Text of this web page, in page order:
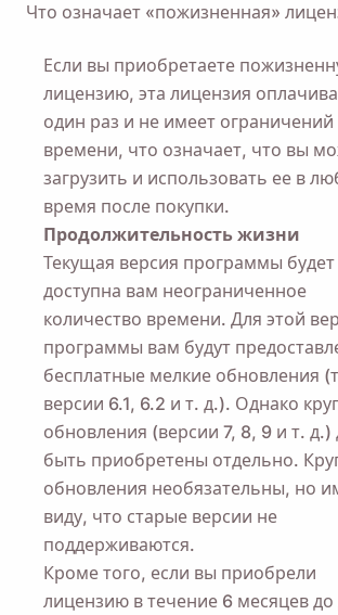
Что означает «пожизненная»
Если вы приобретаете
лицензию, эта лицензия
один раз и не имеет ограничений
времени, что означает, что вы
загрузить и использовать ее в
время после покупки.
Продолжительность жизни
Текущая версия программы будет
доступна вам неограниченное
количество времени. Для этой
программы вам будут
бесплатные мелкие обновления
версии 6.1, 6.2 и т. д.). Однако
обновления (версии 7, 8, 9 и т.
быть приобретены отдельно.
обновления необязательны, но
виду, что старые версии не
поддерживаются.
Кроме того, если вы приобрели
лицензию в течение 6 месяцев до